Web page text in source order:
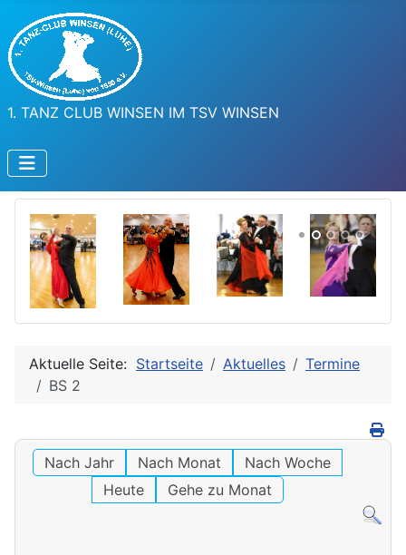
1. TANZ CLUB WINSEN IM TSV WINSEN
Aktuelle Seite: Startseite Aktuelles
Termine
BS 2
Nach Jahr Nach Monat
Nach Woche
Heute
Gehe zu Monat